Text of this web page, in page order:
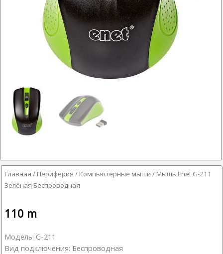
Главная / Периферия / Компьютерные мыши / Мышь Enet G-211
Зелёная Беспроводная
110 m
Модель: G-211
Вид подключения: Беспроводная